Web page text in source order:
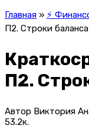
Главная » ⚡
П2. Строки баланса
П2.
Автор Виктория
53.2к.